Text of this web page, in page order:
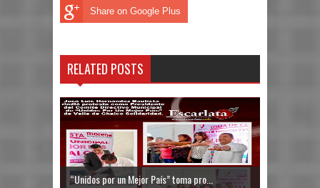
Share on Google Plus
RELATED POSTS
“Unidos por un Mejor País” toma pro...